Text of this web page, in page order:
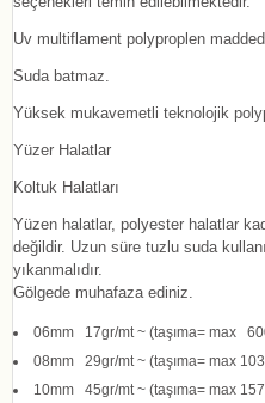
Uv multiflament polyproplen
Suda batmaz.
Yüksek mukavemetli teknolojik
Yüzer Halatlar
Koltuk Halatları
Yüzen halatlar, polyester halatlar
değildir. Uzun süre tuzlu suda
yıkanmalıdır.
Gölgede muhafaza ediniz.
06mm 17gr/mt ~ (taşıma= max
08mm 29gr/mt ~ (taşıma= max
10mm 45gr/mt ~ (taşıma= max